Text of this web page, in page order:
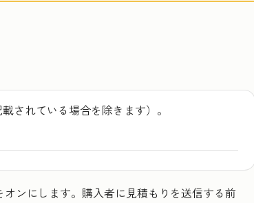
されている場合を除きます）。
ンにします。購入者に見積もりを送信する前